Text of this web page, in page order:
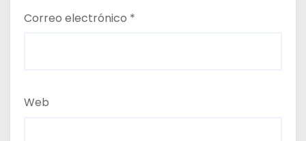
Correo electrónico *
Web